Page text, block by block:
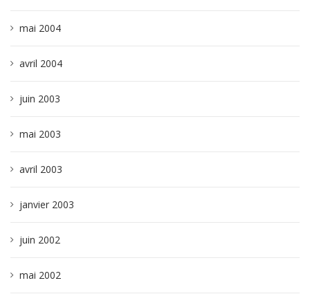
mai 2004
avril 2004
juin 2003
mai 2003
avril 2003
janvier 2003
juin 2002
mai 2002